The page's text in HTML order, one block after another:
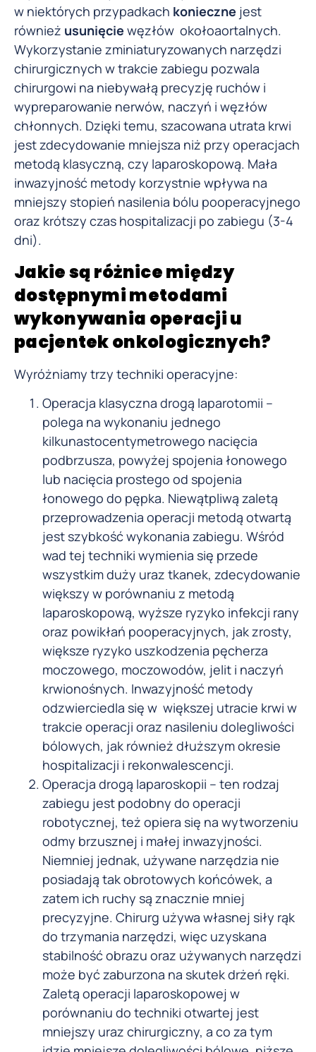
w niektórych przypadkach konieczne jest
również usunięcie węzłów okołoaortalnych.
Wykorzystanie zminiaturyzowanych narzędzi
chirurgicznych w trakcie zabiegu pozwala
chirurgowi na niebywałą precyzję ruchów i
wypreparowanie nerwów, naczyń i węzłów
chłonnych. Dzięki temu, szacowana utrata krwi
jest zdecydowanie mniejsza niż przy operacjach
metodą klasyczną, czy laparoskopową. Mała
inwazyjność metody korzystnie wpływa na
mniejszy stopień nasilenia bólu pooperacyjnego
oraz krótszy czas hospitalizacji po zabiegu (3-4
dni).
Jakie są różnice między
dostępnymi metodami
wykonywania operacji u
pacjentek onkologicznych?
Wyróżniamy trzy techniki operacyjne:
Operacja klasyczna drogą laparotomii –
polega na wykonaniu jednego
kilkunastocentymetrowego nacięcia
podbrzusza, powyżej spojenia łonowego
lub nacięcia prostego od spojenia
łonowego do pępka. Niewątpliwą zaletą
przeprowadzenia operacji metodą otwartą
jest szybkość wykonania zabiegu. Wśród
wad tej techniki wymienia się przede
wszystkim duży uraz tkanek, zdecydowanie
większy w porównaniu z metodą
laparoskopową, wyższe ryzyko infekcji rany
oraz powikłań pooperacyjnych, jak zrosty,
większe ryzyko uszkodzenia pęcherza
moczowego, moczowodów, jelit i naczyń
krwionośnych. Inwazyjność metody
odzwierciedla się w większej utracie krwi w
trakcie operacji oraz nasileniu dolegliwości
bólowych, jak również dłuższym okresie
hospitalizacji i rekonwalescencji.
Operacja drogą laparoskopii – ten rodzaj
zabiegu jest podobny do operacji
robotycznej, też opiera się na wytworzeniu
odmy brzusznej i małej inwazyjności.
Niemniej jednak, używane narzędzia nie
posiadają tak obrotowych końcówek, a
zatem ich ruchy są znacznie mniej
precyzyjne. Chirurg używa własnej siły rąk
do trzymania narzędzi, więc uzyskana
stabilność obrazu oraz używanych narzędzi
może być zaburzona na skutek drżeń ręki.
Zaletą operacji laparoskopowej w
porównaniu do techniki otwartej jest
mniejszy uraz chirurgiczny, a co za tym